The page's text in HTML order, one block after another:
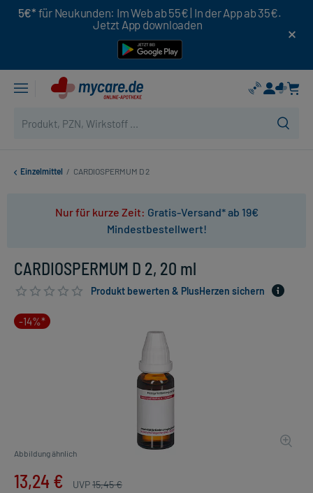
5€* für Neukunden: Im Web ab 55€ | In der App ab 35€.
Jetzt App downloaden
Einzelmittel / CARDIOSPERMUM D 2
Nur für kurze Zeit: Gratis-Versand* ab 19€
Mindestbestellwert!
CARDIOSPERMUM D 2, 20 ml
Produkt bewerten & PlusHerzen sichern
-14%*
Abbildung ähnlich
13,24 € UVP15,45 €